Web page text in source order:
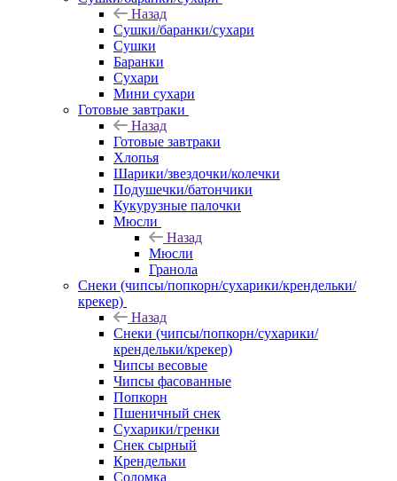
Назад
Сушки/баранки/сухари
Сушки
Баранки
Сухари
Мини сухари
Готовые завтраки
Назад
Готовые завтраки
Хлопья
Шарики/звездочки/колечки
Подушечки/батончики
Кукурузные палочки
Мюсли
Назад
Мюсли
Гранола
Снеки (чипсы/попкорн/сухарики/крендельки/
крекер)
Назад
Снеки (чипсы/попкорн/сухарики/
крендельки/крекер)
Чипсы весовые
Чипсы фасованные
Попкорн
Пшеничный снек
Сухарики/гренки
Снек сырный
Крендельки
Соломка